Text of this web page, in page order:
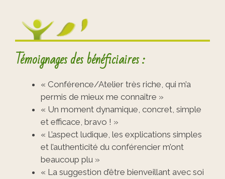
Témoignages des bénéficiaires :
« Conférence/Atelier très riche, qui m’a
permis de mieux me connaître »
« Un moment dynamique, concret, simple
et efficace, bravo ! »
« L’aspect ludique, les explications simples
et l’authenticité du conférencier m’ont
beaucoup plu »
« La suggestion d’être bienveillant avec soi